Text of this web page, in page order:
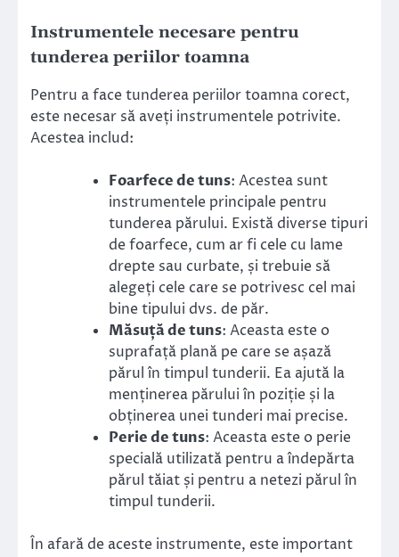
Instrumentele necesare pentru
tunderea periilor toamna
Pentru a face tunderea periilor toamna corect,
este necesar să aveți instrumentele potrivite.
Acestea includ:
Foarfece de tuns: Acestea sunt
instrumentele principale pentru
tunderea părului. Există diverse tipuri
de foarfece, cum ar fi cele cu lame
drepte sau curbate, și trebuie să
alegeți cele care se potrivesc cel mai
bine tipului dvs. de păr.
Măsuță de tuns: Aceasta este o
suprafață plană pe care se așază
părul în timpul tunderii. Ea ajută la
menținerea părului în poziție și la
obținerea unei tunderi mai precise.
Perie de tuns: Aceasta este o perie
specială utilizată pentru a îndepărta
părul tăiat și pentru a netezi părul în
timpul tunderii.
În afară de aceste instrumente, este important